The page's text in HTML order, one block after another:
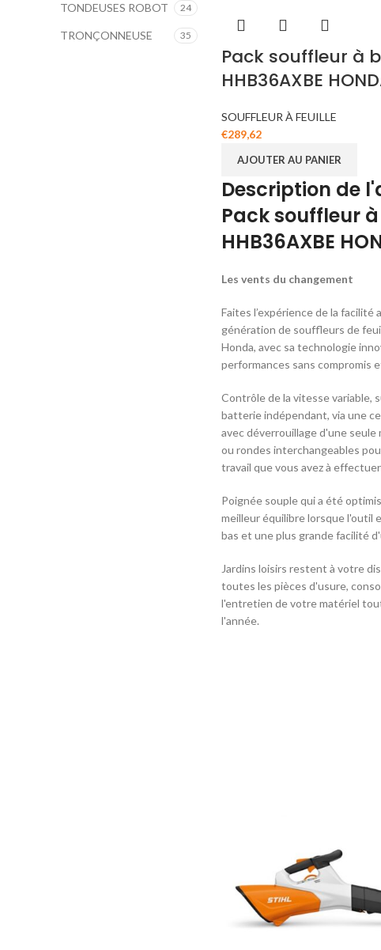
TONDEUSES ROBOT 24
TRONÇONNEUSE 35
Pack souffleur à
HHB36AXBE
SOUFFLEUR À FEUILLE
€289,62
AJOUTER AU PANIER
Description de
Pack souffleur
HHB36AXBE
Les vents du changement
Faites l’expérience de la facilité
génération de souffleurs de
Honda, avec sa technologie
performances sans compromis
Contrôle de la vitesse variable,
batterie indépendant, via une
avec déverrouillage d'une seule
ou rondes interchangeables
travail que vous avez à effectuer
Poignée souple qui a été
meilleur équilibre lorsque l'outil
bas et une plus grande facilité
Jardins loisirs restent à votre
toutes les pièces d'usure,
l'entretien de votre matériel
l'année.